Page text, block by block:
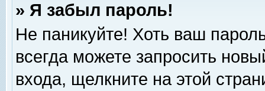
» Я забыл пароль!
Не паникуйте! Хоть ваш
всегда можете запросить
входа, щелкните на этой